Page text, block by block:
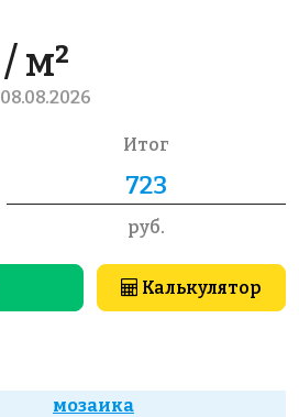
м²
Итог
руб.
Калькулятор
мозаика